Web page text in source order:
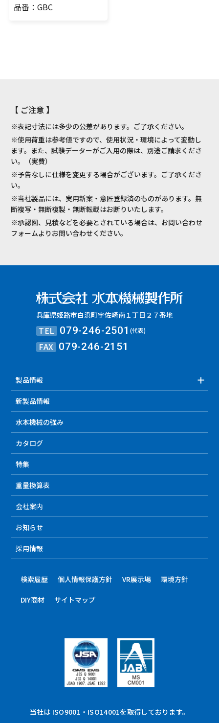
品番：GBC
【 ご注意 】
※表記寸法には多少の公差があります。ご了承ください。
※使用荷重は参考値ですので、使用状況・環境によって変動し
ます。また、試験データーがご入用の際は、別途ご請求くださ
い。（実費）
※予告なしに仕様を変更する場合がございます。ご了承くださ
い。
※当社製品には、実用新案・意匠登録済のものがあります。無
断複写・無断複製・無断転載はお断りいたします。
※承認図、見積などを必要とされている場合は、お問い合わせ
フォームよりお問い合わせください。
兵庫県姫路市白浜町宇佐崎南１丁目２７番地
TEL 079-246-2501(代表)
FAX 079-246-2151
製品情報
新製品情報
水本機械の強み
カタログ
特集
重量換算表
会社案内
お知らせ
採用情報
検索履歴 個人情報保護方針 VR展示場 環境方針
DIY商材 サイトマップ
当社は ISO9001・ISO14001を取得しております。